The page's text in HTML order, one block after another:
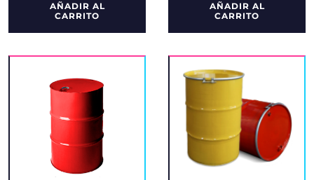
AÑADIR AL
CARRITO
AÑADIR AL
CARRITO